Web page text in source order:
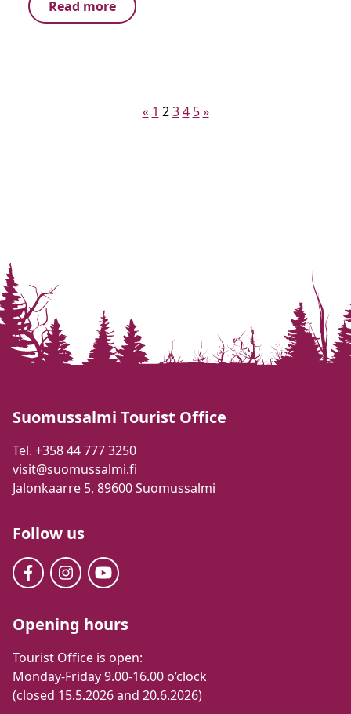
Read more
« 1 2 3 4 5 »
Suomussalmi Tourist Office
Tel. +358 44 777 3250
visit@suomussalmi.fi
Jalonkaarre 5, 89600 Suomussalmi
Follow us
Opening hours
Tourist Office is open:
Monday-Friday 9.00-16.00 o’clock
(closed 15.5.2026 and 20.6.2026)